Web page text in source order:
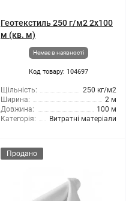
Геотекстиль 250 г/м2 2x100
м (кв. м)
Немає в наявності
Код товару: 104697
Щільність:
250 кг/м2
Ширина:
2 м
Довжина:
100 м
Категорія:
Витратні матеріали
Продано